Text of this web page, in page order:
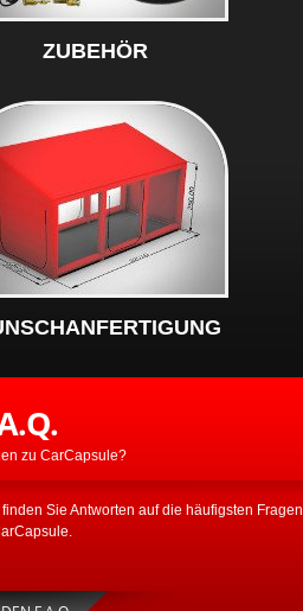
ZUBEHÖR
zu CarCapsule?
finden Sie Antworten auf die häufigsten Fragen